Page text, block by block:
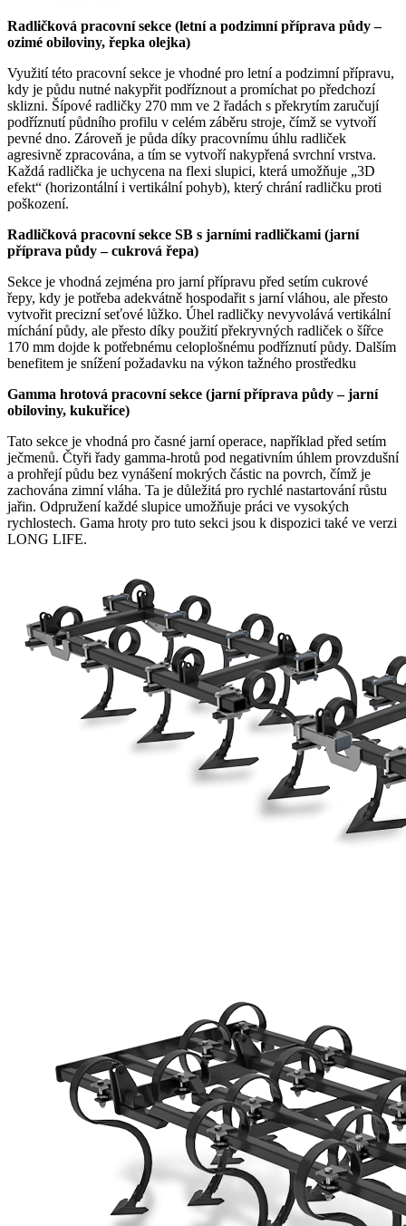
Radličková pracovní sekce (letní a podzimní příprava půdy –
ozimé obiloviny, řepka olejka)
Využití této pracovní sekce je vhodné pro letní a podzimní přípravu,
kdy je půdu nutné nakypřit podříznout a promíchat po předchozí
sklizni. Šípové radličky 270 mm ve 2 řadách s překrytím zaručují
podříznutí půdního profilu v celém záběru stroje, čímž se vytvoří
pevné dno. Zároveň je půda díky pracovnímu úhlu radliček
agresivně zpracována, a tím se vytvoří nakypřená svrchní vrstva.
Každá radlička je uchycena na flexi slupici, která umožňuje „3D
efekt“ (horizontální i vertikální pohyb), který chrání radličku proti
poškození.
Radličková pracovní sekce SB s jarními radličkami (jarní
příprava půdy – cukrová řepa)
Sekce je vhodná zejména pro jarní přípravu před setím cukrové
řepy, kdy je potřeba adekvátně hospodařit s jarní vláhou, ale přesto
vytvořit precizní seťové lůžko. Úhel radličky nevyvolává vertikální
míchání půdy, ale přesto díky použití překryvných radliček o šířce
170 mm dojde k potřebnému celoplošnému podříznutí půdy. Dalším
benefitem je snížení požadavku na výkon tažného prostředku
Gamma hrotová pracovní sekce (jarní příprava půdy – jarní
obiloviny, kukuřice)
Tato sekce je vhodná pro časné jarní operace, například před setím
ječmenů. Čtyři řady gamma-hrotů pod negativním úhlem provzdušní
a prohřejí půdu bez vynášení mokrých částic na povrch, čímž je
zachována zimní vláha. Ta je důležitá pro rychlé nastartování růstu
jařin. Odpružení každé slupice umožňuje práci ve vysokých
rychlostech. Gama hroty pro tuto sekci jsou k dispozici také ve verzi
LONG LIFE.